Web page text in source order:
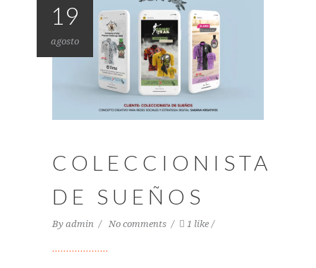
19
agosto
COLECCIONISTA
DE SUEÑOS
By admin No comments 1 like